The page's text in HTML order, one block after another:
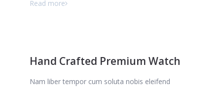
Read more
Hand Crafted Premium Watch
Nam liber tempor cum soluta nobis eleifend